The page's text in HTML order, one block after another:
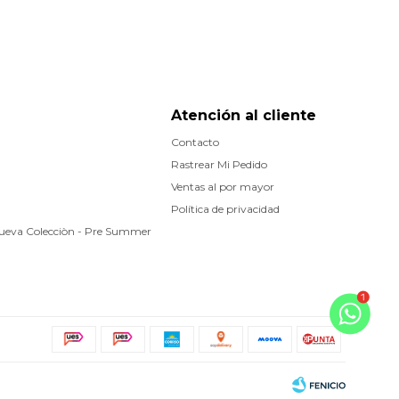
Atención al cliente
Contacto
Rastrear Mi Pedido
Ventas al por mayor
Política de privacidad
Colecciòn - Pre Summer